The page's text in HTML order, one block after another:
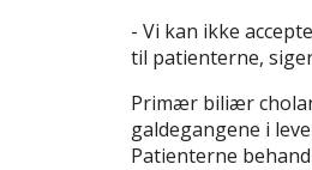
- Vi kan ikke
til patienterne,
Primær biliær
galdegangene i
Patienterne